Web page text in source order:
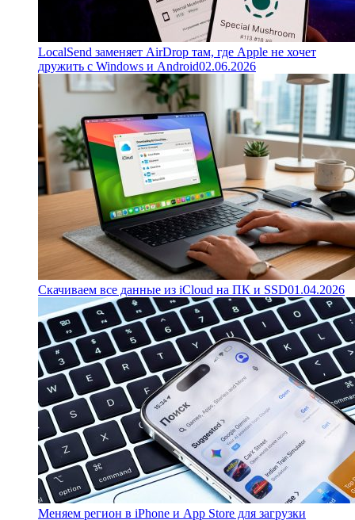
LocalSend заменяет AirDrop там, где Apple не хочет
дружить с Windows и Android02.06.2026
Скачиваем все данные из iCloud на ПК и SSD01.04.2026
Меняем регион в iPhone и App Store для загрузки